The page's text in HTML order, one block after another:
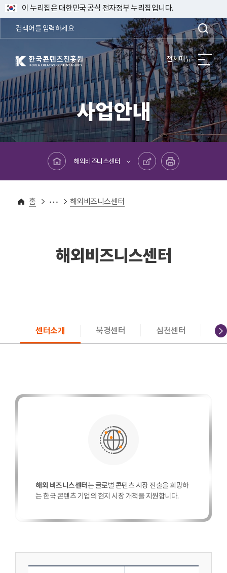
이 누리집은 대한민국 공식 전자정부 누리집입니다.
한국콘텐츠진흥원 KOREA CREATIVE CONTENT AGENCY 전체메뉴
사업안내
메인페이지로 바로가기
해외비즈니스센터
공유하기 프린트하기
홈
사업안내
사업별사이트 해외비즈니스센터
해외비즈니스센터
센터소개 북경센터 심천센터
해외 비즈니스센터는 글로벌 콘텐츠 시장 진출을 희망하
는 한국 콘텐츠 기업의 현지 시장 개척을 지원합니다.
해외비즈니스센터 바로가기